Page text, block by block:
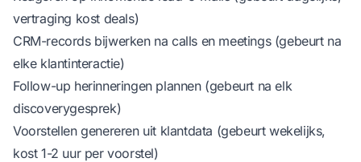
vertraging kost deals)
CRM-records bijwerken na calls en meetings (gebeurt na
elke klantinteractie)
Follow-up herinneringen plannen (gebeurt na elk
discoverygesprek)
Voorstellen genereren uit klantdata (gebeurt wekelijks,
kost 1-2 uur per voorstel)